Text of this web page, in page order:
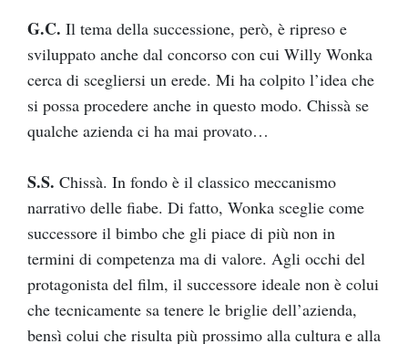
G.C. Il tema della successione, però, è ripreso e
sviluppato anche dal concorso con cui Willy Wonka
cerca di scegliersi un erede. Mi ha colpito l’idea che
si possa procedere anche in questo modo. Chissà se
qualche azienda ci ha mai provato…
S.S. Chissà. In fondo è il classico meccanismo
narrativo delle fiabe. Di fatto, Wonka sceglie come
successore il bimbo che gli piace di più non in
termini di competenza ma di valore. Agli occhi del
protagonista del film, il successore ideale non è colui
che tecnicamente sa tenere le briglie dell’azienda,
bensì colui che risulta più prossimo alla cultura e alla